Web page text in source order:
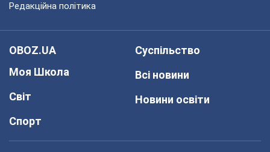
Редакційна політика
OBOZ.UA
Моя Школа
Світ
Спорт
Суспільство
Всі новини
Новини освіти